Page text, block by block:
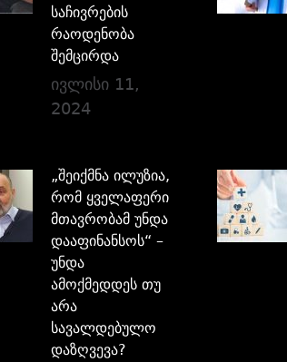
საჩივრების
რაოდენობა
შემცირდა
ივლისი 11,
2024
„შეიქმნა ილუზია,
რომ ყველაფერი
მთავრობამ უნდა
დააფინანსოს“ –
უნდა
ამოქმედდეს თუ
არა
სავალდებულო
დაზღვევა?